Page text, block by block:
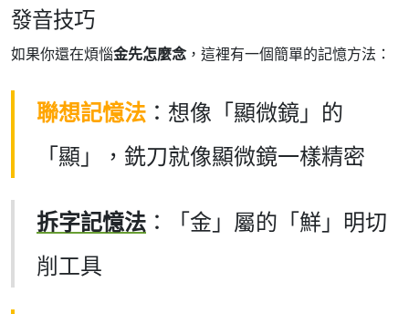
發音技巧
如果你還在煩惱金先怎麼念 ，這裡有一個簡單的記憶方法：
聯想記憶法 ：想像「顯微鏡」的
「顯」，銑刀就像顯微鏡一樣精密
拆字記憶法 ：「金」屬的「鮮」明切
削工具